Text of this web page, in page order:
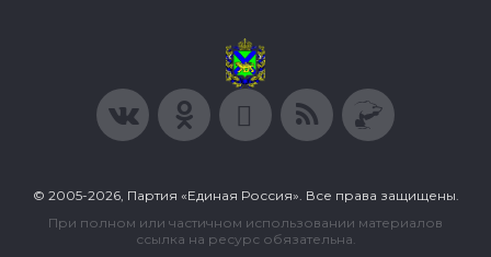
© 2005-2026, Партия «Единая Россия». Все права защищены.
При полном или частичном использовании материалов
ссылка на ресурс обязательна.